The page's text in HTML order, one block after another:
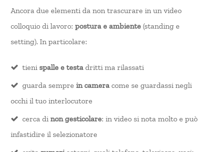
Ancora due elementi da non trascurare in un video
colloquio di lavoro:postura e ambiente(standing e
setting). In particolare:
tienispalle e testa dritti ma rilassati
guarda semprein cameracome se guardassi negli
occhi il tuo interlocutore
cerca dinon gesticolare: in video si nota molto e può
infastidire il selezionatore